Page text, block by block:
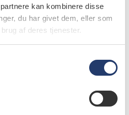
kan kombinere disse
du har givet dem, eller som
af deres tjenester.
tandlæge hos Ole Buhl
13